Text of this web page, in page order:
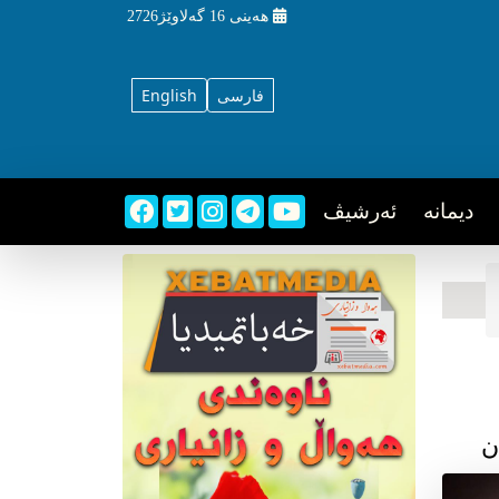
هه‌ینی 16 گه‌لاوێژ2726
English فارسی
دیمانه ئه‌رشیڤ